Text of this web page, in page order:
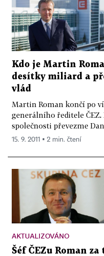
Kdo je Martin
desítky miliard a
vlád
Martin Roman končí po
generálního ředitele ČEZ.
společnosti převezme
15. 9. 2011 ▪ 2 min. čtení
AKTUALIZOVÁNO
Šéf ČEZu Roman